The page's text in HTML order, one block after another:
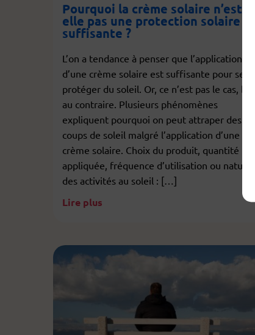
Pourquoi la crème solaire n’est-
elle pas une protection solaire
suffisante ?
L’on a tendance à penser que l’application
d’une crème solaire est suffisante pour se
protéger du soleil. Or, ce n’est pas le cas, bien
au contraire. Plusieurs phénomènes
expliquent pourquoi on peut attraper des
coups de soleil malgré l’application d’une
crème solaire. Choix du produit, quantité
appliquée, fréquence d’utilisation ou nature
des activités au soleil : […]
Lire plus